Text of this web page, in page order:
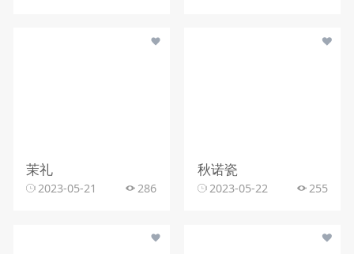
茉礼
2023-05-21 286
秋诺瓷
2023-05-22 255